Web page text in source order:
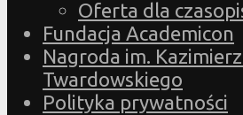
Oferta dla
Fundacja Academicon
Nagroda im.
Twardowskiego
Polityka prywatności